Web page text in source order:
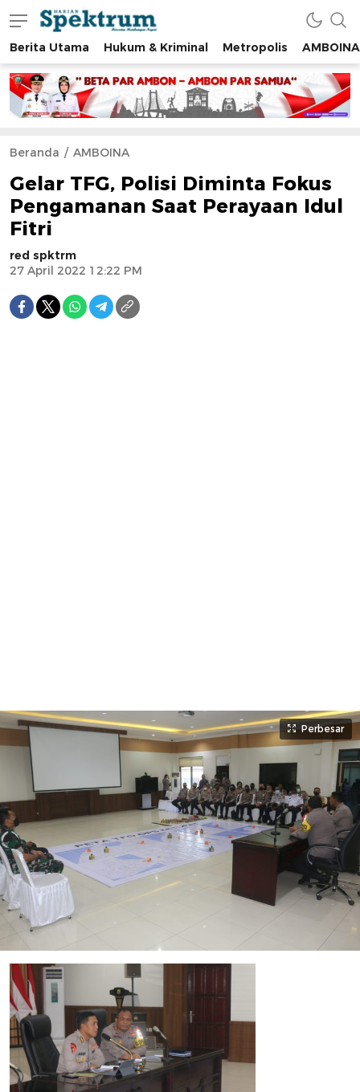
spektrumonline.com
Berita Utama Hukum & Kriminal Metropolis AMBOINA
Beranda AMBOINA
Gelar TFG, Polisi Diminta Fokus
Pengamanan Saat Perayaan Idul
Fitri
red spktrm
27 April 2022 12:22 PM
Perbesar